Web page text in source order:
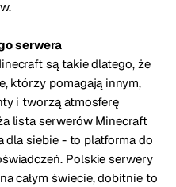
serwera
są takie dlatego, że
którzy pomagają innym,
i tworzą atmosferę
lista serwerów Minecraft
dla siebie - to platforma do
Polskie serwery
całym świecie, dobitnie to